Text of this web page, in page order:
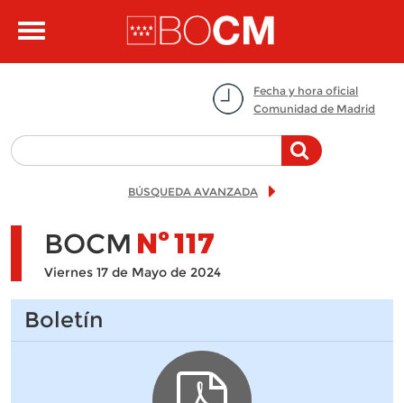
Toggle
Fecha y hora oficial
Comunidad de Madrid
BÚSQUEDA AVANZADA
BOCM Nº117
Viernes 17 de Mayo de 2024
Boletín